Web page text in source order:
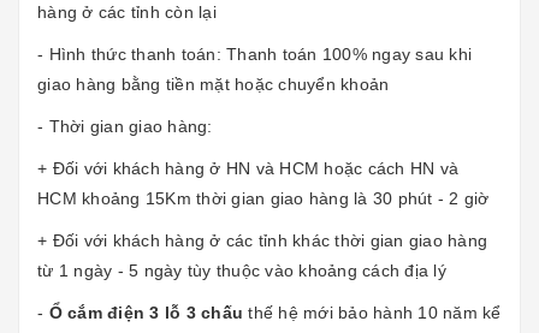
hàng ở các tỉnh còn lại
- Hình thức thanh toán: Thanh toán 100% ngay sau khi
giao hàng bằng tiền mặt hoặc chuyển khoản
- Thời gian giao hàng:
+ Đối với khách hàng ở HN và HCM hoặc cách HN và
HCM khoảng 15Km thời gian giao hàng là 30 phút - 2 giờ
+ Đối với khách hàng ở các tỉnh khác thời gian giao hàng
từ 1 ngày - 5 ngày tùy thuộc vào khoảng cách địa lý
- Ổ cắm điện 3 lỗ 3 chấuthế hệ mới bảo hành 10 năm kể